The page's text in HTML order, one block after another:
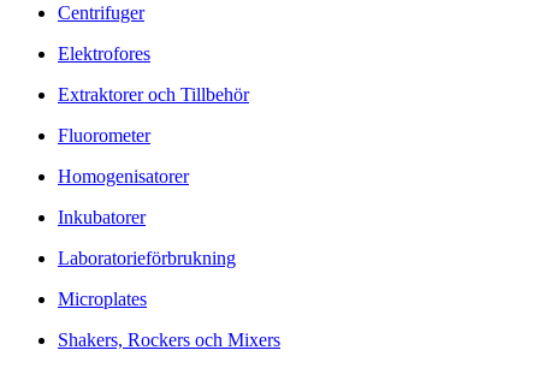
Centrifuger
Elektrofores
Extraktorer och Tillbehör
Fluorometer
Homogenisatorer
Inkubatorer
Laboratorieförbrukning
Microplates
Shakers, Rockers och Mixers